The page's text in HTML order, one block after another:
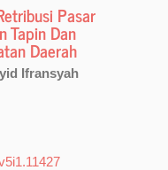
Pasar
Tapin Dan
Daerah
Ifransyah